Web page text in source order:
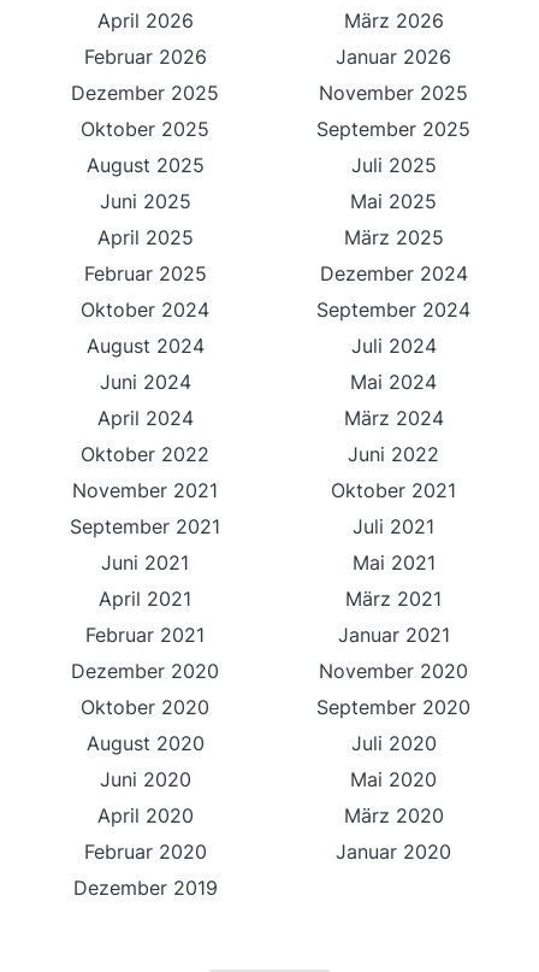
April 2026
März 2026
Februar 2026
Januar 2026
Dezember 2025
November 2025
Oktober 2025
September 2025
August 2025
Juli 2025
Juni 2025
Mai 2025
April 2025
März 2025
Februar 2025
Dezember 2024
Oktober 2024
September 2024
August 2024
Juli 2024
Juni 2024
Mai 2024
April 2024
März 2024
Oktober 2022
Juni 2022
November 2021
Oktober 2021
September 2021
Juli 2021
Juni 2021
Mai 2021
April 2021
März 2021
Februar 2021
Januar 2021
Dezember 2020
November 2020
Oktober 2020
September 2020
August 2020
Juli 2020
Juni 2020
Mai 2020
April 2020
März 2020
Februar 2020
Januar 2020
Dezember 2019